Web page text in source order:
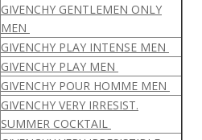
GIVENCHY GENTLEMEN ONLY
MEN
GIVENCHY PLAY INTENSE MEN
GIVENCHY PLAY MEN
GIVENCHY POUR HOMME MEN
GIVENCHY VERY IRRESIST.
SUMMER COCKTAIL